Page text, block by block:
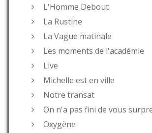
L'Homme Debout
La Rustine
La Vague matinale
Les moments de l'académie
Live
Michelle est en ville
Notre transat
On n'a pas fini de vous
Oxygène